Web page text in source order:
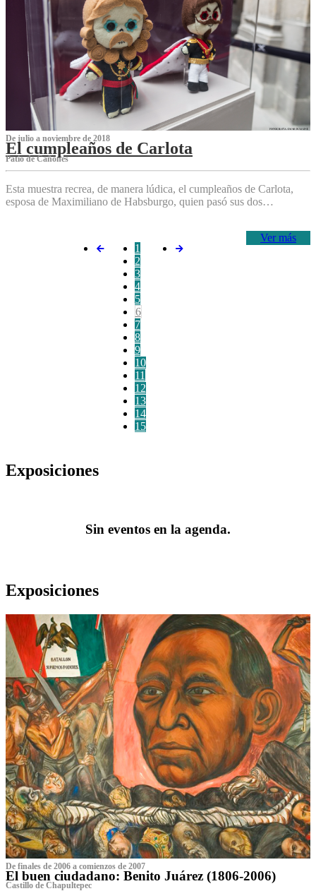
De julio a noviembre de 2018
El cumpleaños de Carlota
Patio de Cañones
Esta muestra recrea, de manera lúdica, el cumpleaños de Carlota,
esposa de Maximiliano de Habsburgo, quien pasó sus dos…
Ver más
1
2
3
4
5
6
7
8
9
10
11
12
13
14
15
Exposiciones
Sin eventos en la agenda.
Exposiciones
De finales de 2006 a comienzos de 2007
El buen ciudadano: Benito Juárez (1806-2006)
Castillo de Chapultepec